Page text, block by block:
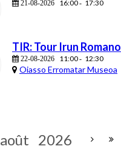
21-08-2026 16:00- 17:30
TIR: Tour Irun Romano
22-08-2026 11:00- 12:30
Oiasso Erromatar Museoa
août 2026